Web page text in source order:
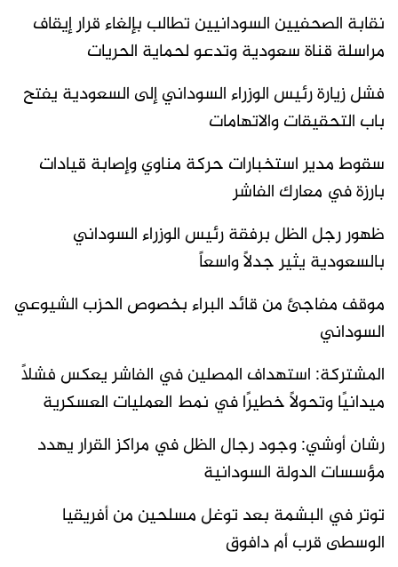
نقابة الصحفيين السودانيين تطالب بإلغاء قرار إيقاف
مراسلة قناة سعودية وتدعو لحماية الحريات
فشل زيارة رئيس الوزراء السوداني إلى السعودية يفتح
باب التحقيقات والاتهامات
سقوط مدير استخبارات حركة مناوي وإصابة قيادات
بارزة في معارك الفاشر
ظهور رجل الظل برفقة رئيس الوزراء السوداني
بالسعودية يثير جدلاً واسعاً
موقف مفاجئ من قائد البراء بخصوص الحزب الشيوعي
السوداني
المشتركة: استهداف المصلين في الفاشر يعكس فشلًا
ميدانيًا وتحولًا خطيرًا في نمط العمليات العسكرية
رشان أوشي: وجود رجال الظل في مراكز القرار يهدد
مؤسسات الدولة السودانية
توتر في البشمة بعد توغل مسلحين من أفريقيا
الوسطى قرب أم دافوق